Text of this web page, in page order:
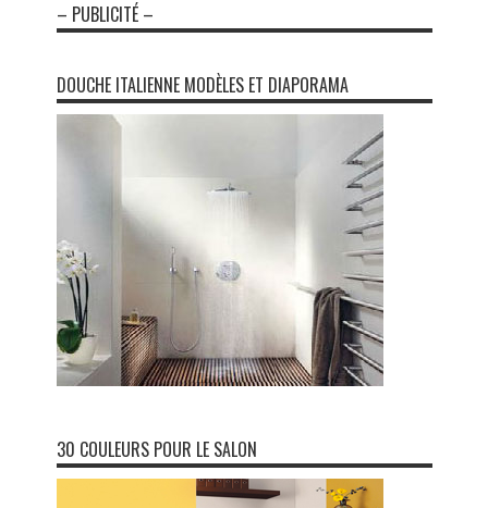
– PUBLICITÉ –
DOUCHE ITALIENNE MODÈLES ET DIAPORAMA
30 COULEURS POUR LE SALON